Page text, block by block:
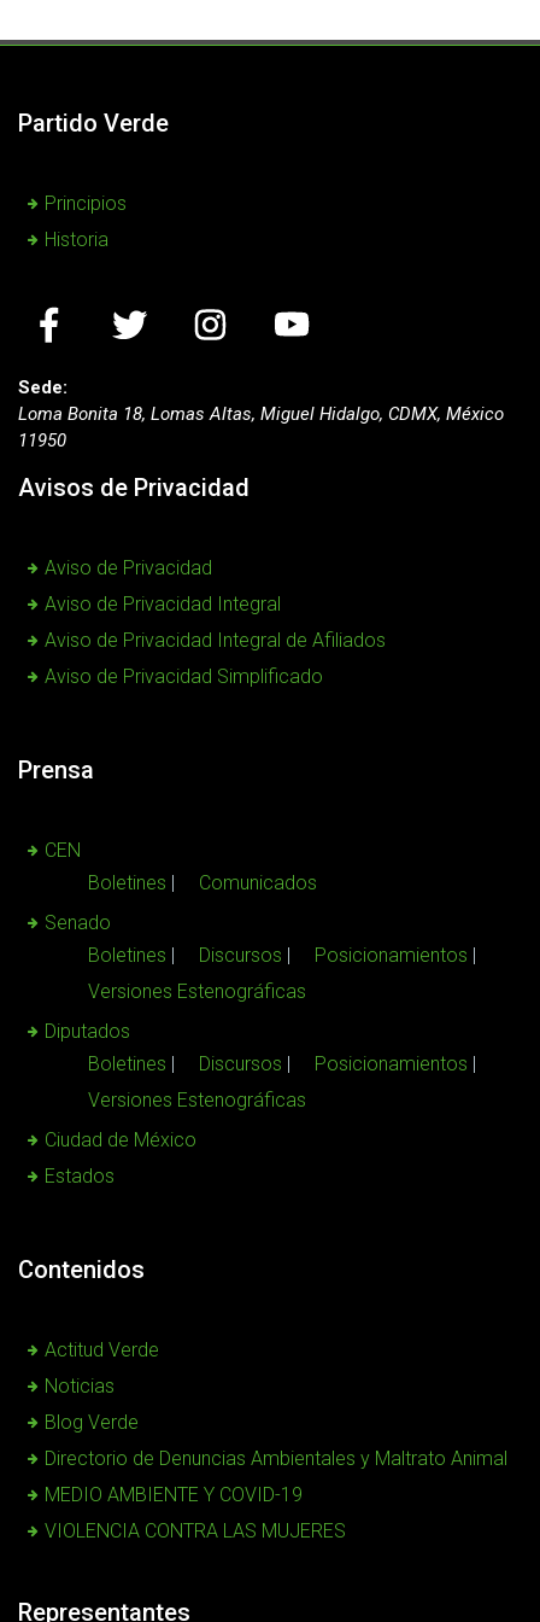
Partido Verde
Principios
Historia
Sede:
Loma Bonita 18, Lomas Altas, Miguel Hidalgo, CDMX, México
11950
Avisos de Privacidad
Aviso de Privacidad
Aviso de Privacidad Integral
Aviso de Privacidad Integral de Afiliados
Aviso de Privacidad Simplificado
Prensa
CEN
Boletines
Comunicados
Senado
Boletines
Discursos
Posicionamientos
Versiones Estenográficas
Diputados
Boletines
Discursos
Posicionamientos
Versiones Estenográficas
Ciudad de México
Estados
Contenidos
Actitud Verde
Noticias
Blog Verde
Directorio de Denuncias Ambientales y Maltrato Animal
MEDIO AMBIENTE Y COVID-19
VIOLENCIA CONTRA LAS MUJERES
Representantes